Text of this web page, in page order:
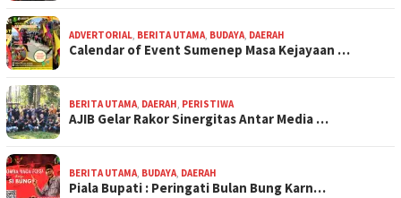
ADVERTORIAL, BERITA UTAMA, BUDAYA, DAERAH
Calendar of Event Sumenep Masa Kejayaan …
BERITA UTAMA, DAERAH, PERISTIWA
AJIB Gelar Rakor Sinergitas Antar Media …
BERITA UTAMA, BUDAYA, DAERAH
Piala Bupati : Peringati Bulan Bung Karn…